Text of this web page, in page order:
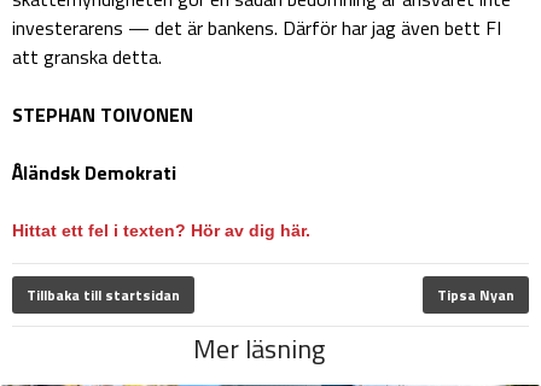
investerarens — det är bankens. Därför har jag även bett FI
att granska detta.
STEPHAN TOIVONEN
Åländsk Demokrati
Hittat ett fel i texten? Hör av dig här.
Tillbaka till startsidan Tipsa Nyan
Mer läsning